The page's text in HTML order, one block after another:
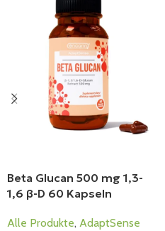
Beta Glucan 500 mg 1,3-
1,6 β-D 60 Kapseln
Alle Produkte, AdaptSense